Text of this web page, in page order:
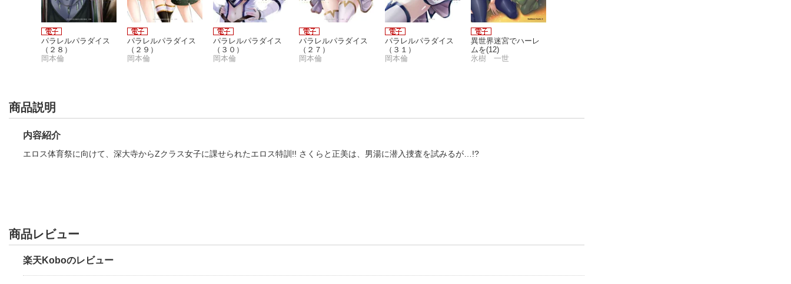
パラレルパラダイス
（２８）
岡本倫
パラレルパラダイス
（２９）
岡本倫
パラレルパラダイス
（３０）
岡本倫
パラレルパラダイス
（２７）
岡本倫
パラレルパラダイス
（３１）
岡本倫
異世界迷宮でハーレ
ムを(12)
氷樹 一世
商品説明
内容紹介
エロス体育祭に向けて、深大寺からZクラス女子に課せられたエロス特訓!! さくらと正美は、男湯に潜入捜査を試みるが…!?
商品レビュー
楽天Koboのレビュー